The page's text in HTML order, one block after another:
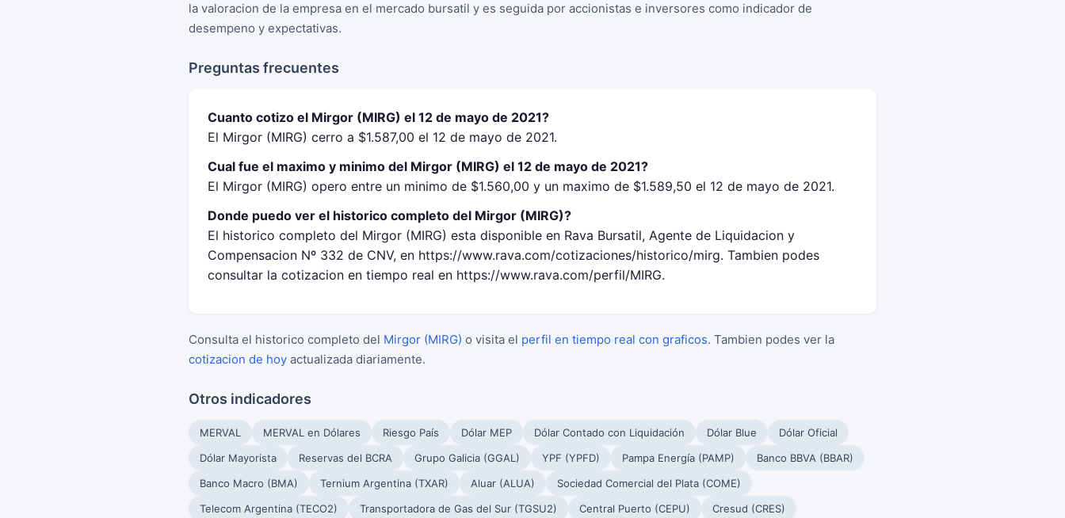
la valoracion de la empresa en el mercado bursatil y es seguida por accionistas e inversores como indicador de
desempeno y expectativas.
Preguntas frecuentes
Cuanto cotizo el Mirgor (MIRG) el 12 de mayo de 2021?
El Mirgor (MIRG) cerro a $1.587,00 el 12 de mayo de 2021.
Cual fue el maximo y minimo del Mirgor (MIRG) el 12 de mayo de 2021?
El Mirgor (MIRG) opero entre un minimo de $1.560,00 y un maximo de $1.589,50 el 12 de mayo de 2021.
Donde puedo ver el historico completo del Mirgor (MIRG)?
El historico completo del Mirgor (MIRG) esta disponible en Rava Bursatil, Agente de Liquidacion y
Compensacion Nº 332 de CNV, en https://www.rava.com/cotizaciones/historico/mirg. Tambien podes
consultar la cotizacion en tiempo real en https://www.rava.com/perfil/MIRG.
Consulta el historico completo del Mirgor (MIRG) o visita el perfil en tiempo real con graficos. Tambien podes ver la
cotizacion de hoy actualizada diariamente.
Otros indicadores
MERVAL MERVAL en Dólares Riesgo País Dólar MEP Dólar Contado con Liquidación Dólar Blue
Dólar Oficial
Dólar Mayorista
Reservas del BCRA Grupo Galicia (GGAL) YPF (YPFD) Pampa Energía (PAMP)
Banco BBVA (BBAR)
Banco Macro (BMA)
Ternium Argentina (TXAR) Aluar (ALUA)
Sociedad Comercial del Plata (COME)
Telecom Argentina (TECO2)
Transportadora de Gas del Sur (TGSU2) Central Puerto (CEPU) Cresud (CRES)